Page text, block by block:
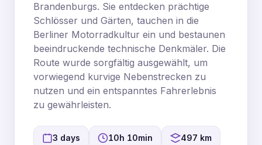
Brandenburgs. Sie entdecken prächtige
Schlösser und Gärten, tauchen in die
Berliner Motorradkultur ein und bestaunen
beeindruckende technische Denkmäler. Die
Route wurde sorgfältig ausgewählt, um
vorwiegend kurvige Nebenstrecken zu
nutzen und ein entspanntes Fahrerlebnis
zu gewährleisten.
3 days 10h 10min 497 km